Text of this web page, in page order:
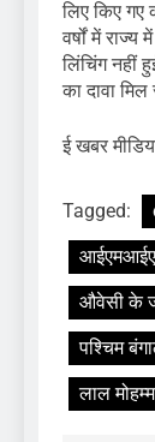
लिए किए गए
वर्षों में
लिंचिंग नहीं
का दावा मिल
ई खबर
Tagged:
औवेसी के
पश्चिम
लाल